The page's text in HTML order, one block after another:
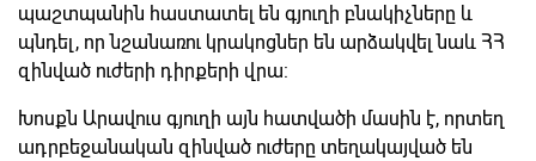
պաշտպանին հաստատել են գյուղի բնակիչները և
պնդել, որ նշանառու կրակոցներ են արձակվել նաև ՀՀ
զինված ուժերի դիրքերի վրա:
Խոսքն Արավուս գյուղի այն հատվածի մասին է, որտեղ
ադրբեջանական զինված ուժերը տեղակայված են